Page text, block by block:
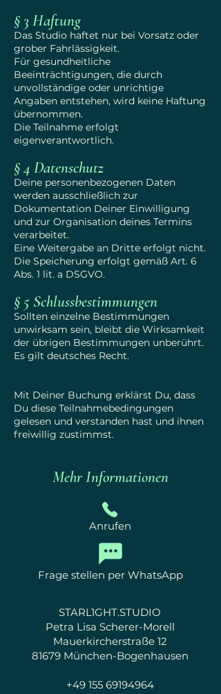
§ 3 Haftung
Das Studio haftet nur bei Vorsatz oder
grober Fahrlässigkeit.
Für gesundheitliche
Beeinträchtigungen, die durch
unvollständige oder unrichtige
Angaben entstehen, wird keine Haftung
übernommen.
Die Teilnahme erfolgt
eigenverantwortlich.
§ 4 Datenschutz
Deine personenbezogenen Daten
werden ausschließlich zur
Dokumentation Deiner Einwilligung
und zur Organisation deines Termins
verarbeitet.
Eine Weitergabe an Dritte erfolgt nicht.
Die Speicherung erfolgt gemäß Art. 6
Abs. 1 lit. a DSGVO.
§ 5 Schlussbestimmungen
Sollten einzelne Bestimmungen
unwirksam sein, bleibt die Wirksamkeit
der übrigen Bestimmungen unberührt.
Es gilt deutsches Recht.
Mit Deiner Buchung erklärst Du, dass
Du diese Teilnahmebedingungen
gelesen und verstanden hast und ihnen
freiwillig zustimmst.
Mehr Informationen
Anrufen
Frage stellen per WhatsApp
STARL1GHT.STUDIO
Petra Lisa Scherer-Morell
Mauerkircherstraße 12
81679 München-Bogenhausen
+49 155 69194964